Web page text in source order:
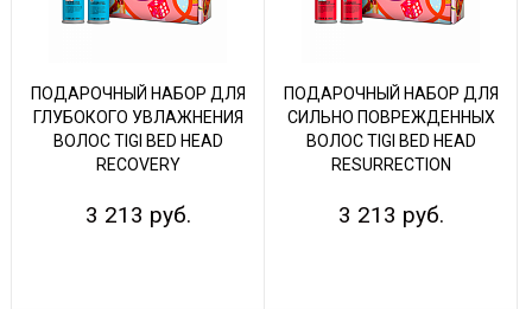
ПОДАРОЧНЫЙ НАБОР ДЛЯ
ГЛУБОКОГО УВЛАЖНЕНИЯ
ВОЛОС TIGI BED HEAD
RECOVERY
3 213 руб.
ПОДАРОЧНЫЙ НАБОР ДЛЯ
СИЛЬНО ПОВРЕЖДЕННЫХ
ВОЛОС TIGI BED HEAD
RESURRECTION
3 213 руб.